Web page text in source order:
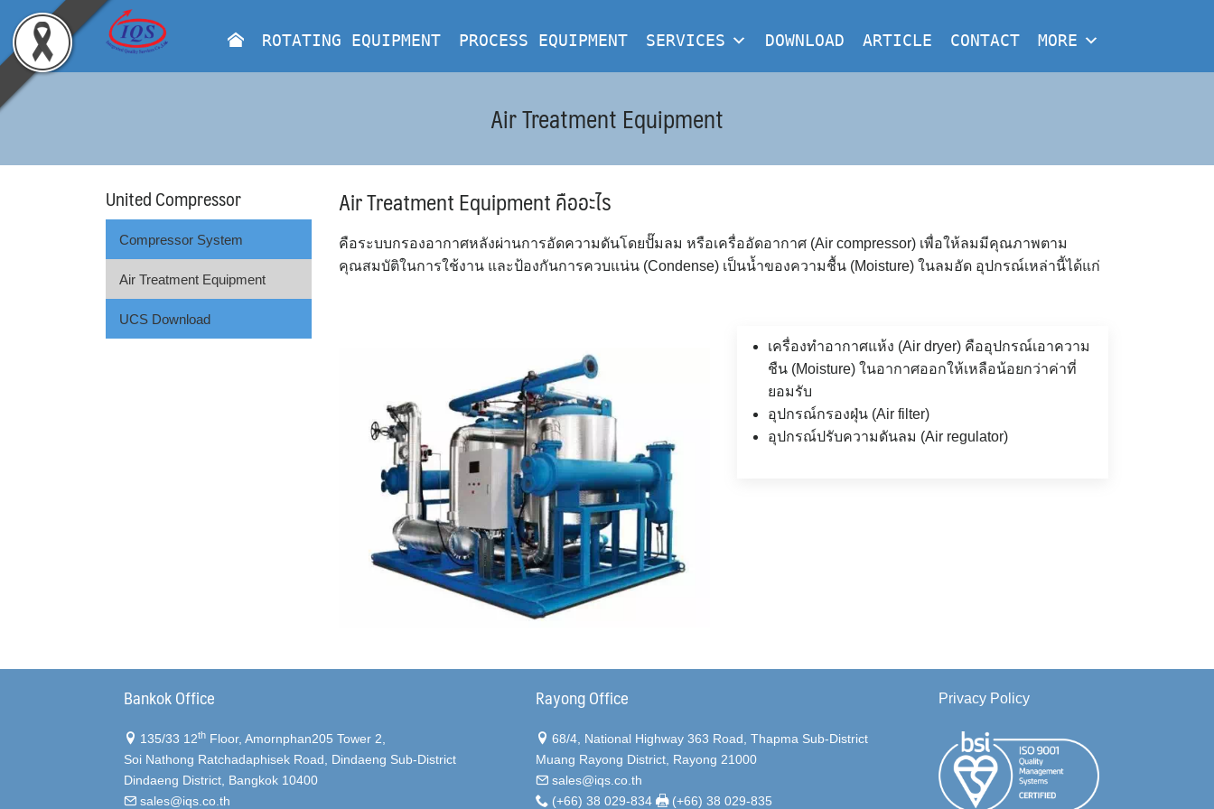
content
ROTATING EQUIPMENT PROCESS EQUIPMENT SERVICES DOWNLOAD ARTICLE CONTACT MORE
Air Treatment Equipment
Air Treatment Equipment คืออะไร
คือระบบกรองอากาศหลังผ่านการอัดความดันโดยปั๊มลม หรือเครื่ออัดอากาศ (Air compressor) เพื่อให้ลมมีคุณภาพตาม
คุณสมบัติในการใช้งาน และป้องกันการควบแน่น (Condense) เป็นน้ำของความชื้น (Moisture) ในลมอัด อุปกรณ์เหล่านี้ได้แก่
เครื่องทำอากาศแห้ง (Air dryer) คืออุปกรณ์เอาความ
ชืน (Moisture) ในอากาศออกให้เหลือน้อยกว่าค่าที่
ยอมรับ
อุปกรณ์กรองฝุ่น (Air filter)
อุปกรณ์ปรับความดันลม (Air regulator)
United Compressor
Compressor System
Air Treatment Equipment
UCS Download
Bankok Office
135/33 12th Floor, Amornphan205 Tower 2,
Soi Nathong Ratchadaphisek Road, Dindaeng Sub-District
Dindaeng District, Bangkok 10400
sales@iqs.co.th
Rayong Office
68/4, National Highway 363 Road, Thapma Sub-District
Muang Rayong District, Rayong 21000
sales@iqs.co.th
(+66) 38 029-834
(+66) 38 029-835
Privacy Policy